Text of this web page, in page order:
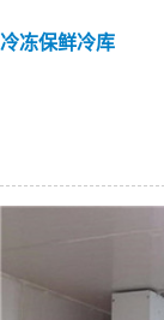
冷冻保鲜冷库